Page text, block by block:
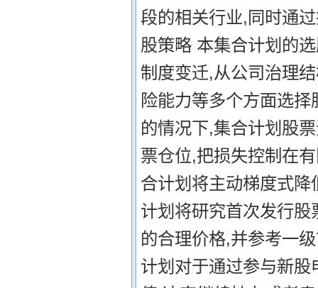
段的相关行业,同时通
股策略 本集合计划的
制度变迁,从公司治理
险能力等多个方面选
的情况下,集合计划股
票仓位,把损失控制在
合计划将主动梯度式
计划将研究首次发行
的合理价格,并参考一
计划对于通过参与新